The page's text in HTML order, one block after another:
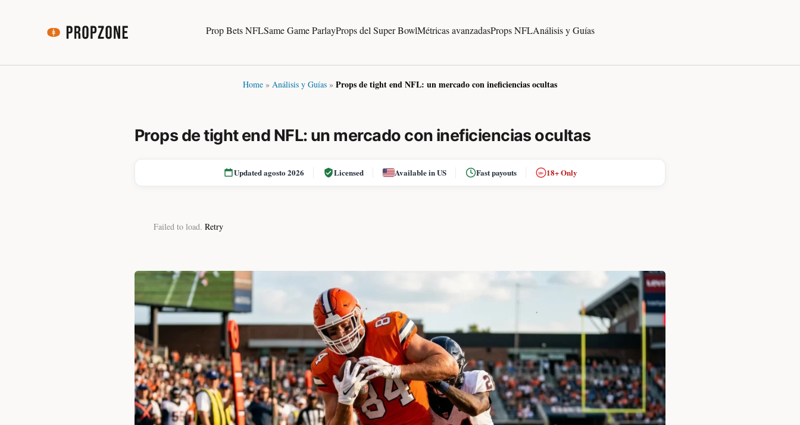
Prop Bets NFLSame Game ParlayProps del Super BowlMétricas avanzadasProps NFLAnálisis y Guías
Home » Análisis y Guías » Props de tight end NFL: un mercado con ineficiencias ocultas
Props de tight end NFL: un mercado con ineficiencias ocultas
Updated agosto 2026 Licensed Available in US Fast payouts 18+ 18+ Only
Failed to load. Retry